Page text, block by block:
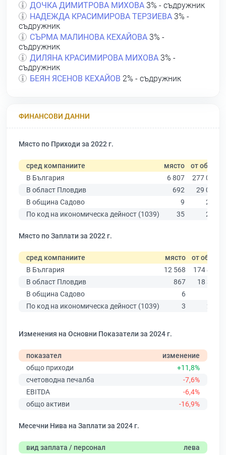
ДОЧКА ДИМИТРОВА МИХОВА 3% - съдружник
НАДЕЖДА КРАСИМИРОВА ТЕРЗИЕВА 3% -
съдружник
СЪРМА МАЛИНОВА КЕХАЙОВА 3% -
съдружник
ДИЛЯНА КРАСИМИРОВА МИХОВА 3% -
съдружник
БЕЯН ЯСЕНОВ КЕХАЙОВ 2% - съдружник
ФИНАНСОВИ ДАННИ
Място по Приходи за 2022 г.
сред компаниите място от общо
В България
6 807
277 019
В област Пловдив
692
29 067
В община Садово
9
273
По код на икономическа дейност (1039)
35 265
Място по Заплати за 2022 г.
сред компаниите място от общо
В България
12 568
174 403
В област Пловдив
867
18 305
В община Садово
6
По код на икономическа дейност (1039)
3 236
Изменения на Основни Показатели за 2024 г.
показател
изменение
общо приходи
+11,8%
счетоводна печалба
-7,6%
EBITDA
-6,4%
общо активи
-16,9%
Месечни Нива на Заплати за 2024 г.
вид заплата / персонал
лева